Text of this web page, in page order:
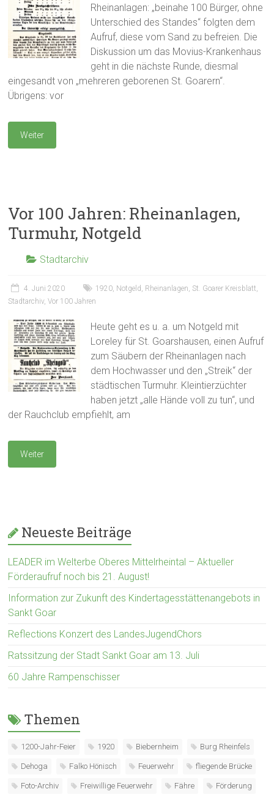
Rheinanlagen: „beinahe 100 Bürger, ohne
Unterschied des Standes“ folgten dem
Aufruf, diese vom Sand zu befreien. Die
Diskussion um das Movius-Krankenhaus
geht in die nächste Runde, diesmal
eingesandt von „mehreren geborenen St. Goarern“.
Übrigens: vor
Weiter
Vor 100 Jahren: Rheinanlagen,
Turmuhr, Notgeld
Stadtarchiv
4. Juni 2020 1920, Notgeld , Rheinanlagen, St. Goarer Kreisblatt,
Stadtarchiv,Vor 100 Jahren
Heute geht es u. a. um Notgeld mit
Loreley für St. Goarshausen, einen Aufruf
zum Säubern der Rheinanlagen nach
dem Hochwasser und den „Streik“ der
städtischen Turmuhr. Kleintierzüchter
haben jetzt „alle Hände voll zu tun“, und
der Rauchclub empfiehlt, am
Weiter
Neueste Beiträge
LEADER im Welterbe Oberes Mittelrheintal – Aktueller
Förderaufruf noch bis 21. August!
Information zur Zukunft des Kindertagesstättenangebots in
Sankt Goar
Reflections Konzert des LandesJugendChors
Ratssitzung der Stadt Sankt Goar am 13. Juli
60 Jahre Rampenschisser
Themen
1200-Jahr-Feier 1920 Biebernheim Burg Rheinfels
Dehoga Falko Hönisch Feuerwehr fliegende Brücke
Foto-Archiv Freiwillige Feuerwehr Fähre Förderung